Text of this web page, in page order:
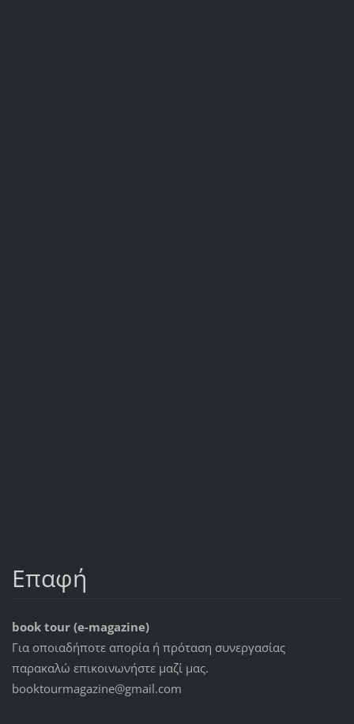
Επαφή
book tour (e-magazine)
Για οποιαδήποτε απορία ή πρόταση συνεργασίας
παρακαλώ επικοινωνήστε μαζί μας.
booktourmagazine@gmail.com